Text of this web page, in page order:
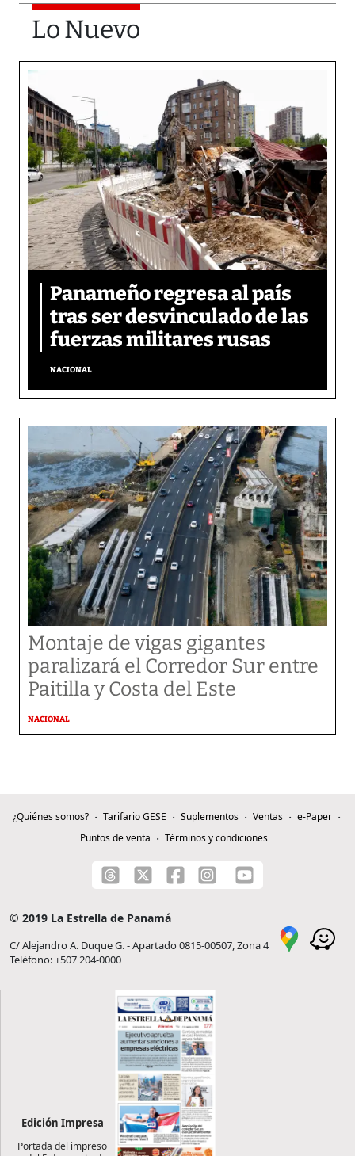
Lo Nuevo
Panameño regresa al país
tras ser desvinculado de las
fuerzas militares rusas
NACIONAL
Montaje de vigas gigantes
paralizará el Corredor Sur entre
Paitilla y Costa del Este
NACIONAL
¿Quiénes somos? Tarifario GESE Suplementos Ventas
e-Paper
Puntos de venta
Términos y condiciones
© 2019 La Estrella de Panamá
C/ Alejandro A. Duque G. - Apartado 0815-00507, Zona 4
Teléfono: +507 204-0000
Edición Impresa
Portada del impreso